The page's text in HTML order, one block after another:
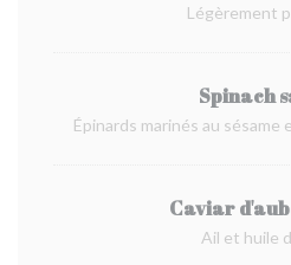
Légèrement
Spinach
Épinards marinés au
Caviar
Ail et huile